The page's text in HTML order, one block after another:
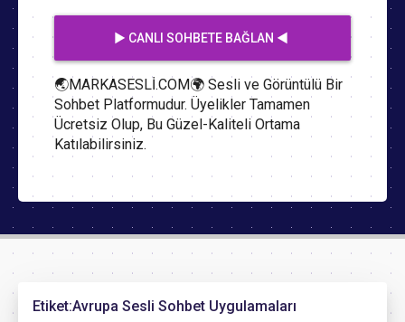
▶️ CANLI SOHBETE BAĞLAN ◀️
🌏MARKASESLİ.COM🌍 Sesli ve Görüntülü Bir
Sohbet Platformudur. Üyelikler Tamamen
Ücretsiz Olup, Bu Güzel-Kaliteli Ortama
Katılabilirsiniz.
Etiket:Avrupa Sesli Sohbet Uygulamaları